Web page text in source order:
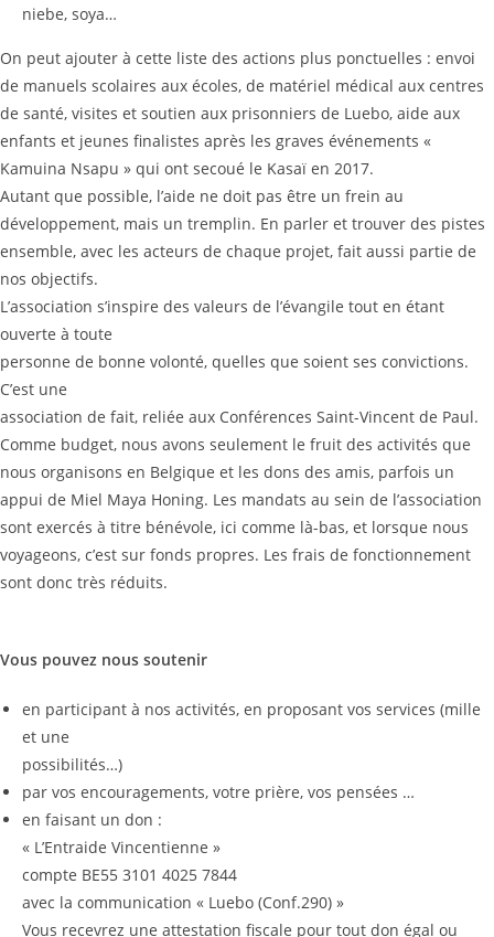
niebe, soya…
On peut ajouter à cette liste des actions plus ponctuelles : envoi
de manuels scolaires aux écoles, de matériel médical aux centres
de santé, visites et soutien aux prisonniers de Luebo, aide aux
enfants et jeunes finalistes après les graves événements «
Kamuina Nsapu » qui ont secoué le Kasaï en 2017.
Autant que possible, l’aide ne doit pas être un frein au
développement, mais un tremplin. En parler et trouver des pistes
ensemble, avec les acteurs de chaque projet, fait aussi partie de
nos objectifs.
L’association s’inspire des valeurs de l’évangile tout en étant
ouverte à toute
personne de bonne volonté, quelles que soient ses convictions.
C’est une
association de fait, reliée aux Conférences Saint-Vincent de Paul.
Comme budget, nous avons seulement le fruit des activités que
nous organisons en Belgique et les dons des amis, parfois un
appui de Miel Maya Honing. Les mandats au sein de l’association
sont exercés à titre bénévole, ici comme là-bas, et lorsque nous
voyageons, c’est sur fonds propres. Les frais de fonctionnement
sont donc très réduits.
Vous pouvez nous soutenir
en participant à nos activités, en proposant vos services (mille
et une
possibilités…)
par vos encouragements, votre prière, vos pensées …
en faisant un don :
« L’Entraide Vincentienne »
compte BE55 3101 4025 7844
avec la communication « Luebo (Conf.290) »
Vous recevrez une attestation fiscale pour tout don égal ou